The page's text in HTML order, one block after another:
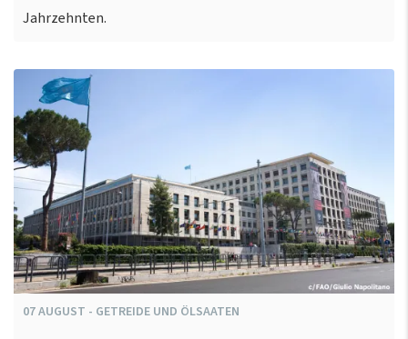
Jahrzehnten.
07AUGUST - GETREIDE UND ÖLSAATEN